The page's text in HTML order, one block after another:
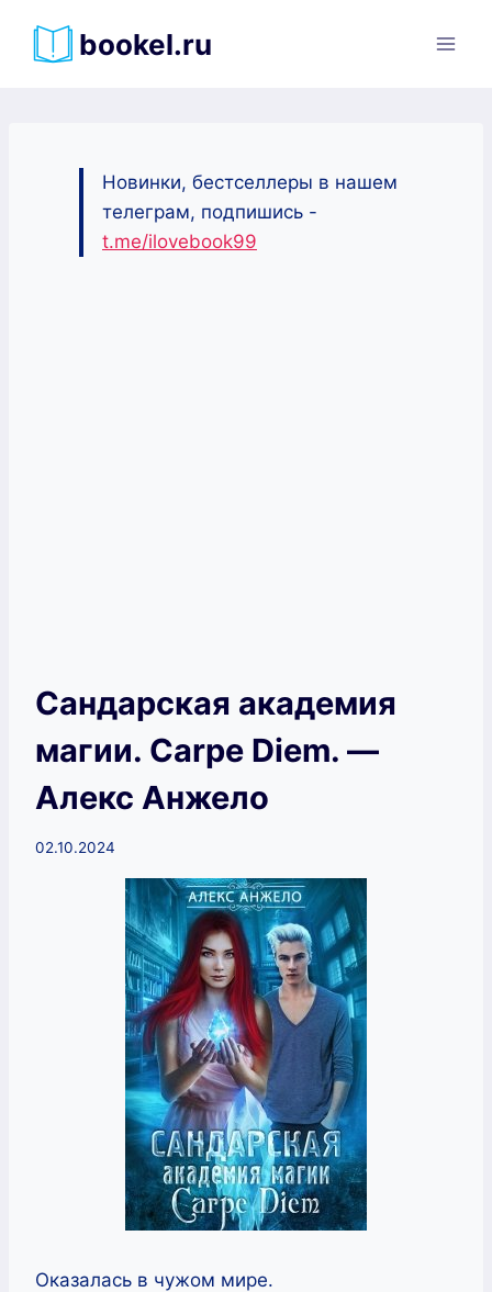
bookel.ru
Новинки, бестселлеры в нашем
телеграм, подпишись -
t.me/ilovebook99
Сандарская академия
магии. Carpe Diem. —
Алекс Анжело
02.10.2024
Оказалась в чужом мире.